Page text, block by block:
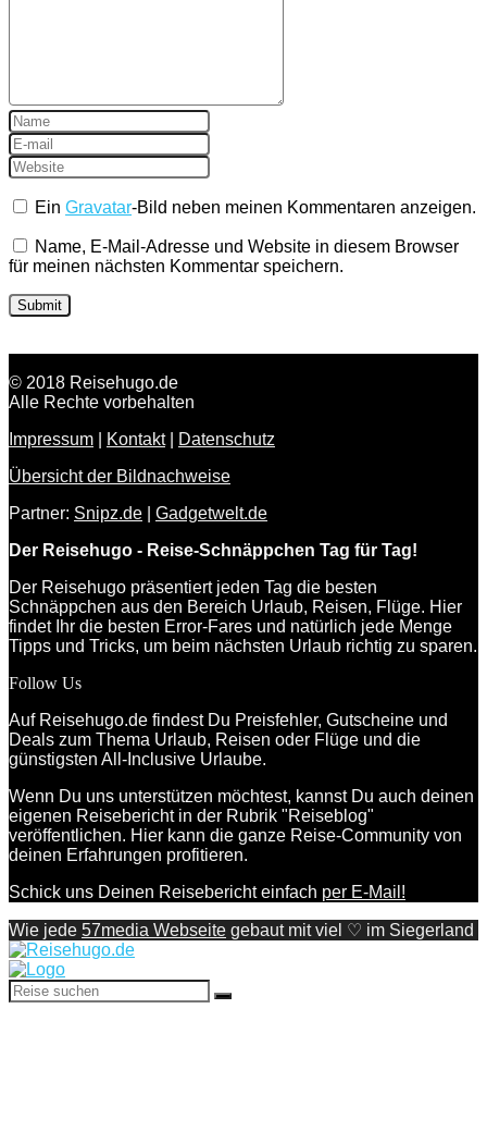
EinGravatar-Bild neben meinen Kommentaren anzeigen.
Name, E-Mail-Adresse und Website in diesem Browser
für meinen nächsten Kommentar speichern.
© 2018 Reisehugo.de
Alle Rechte vorbehalten
Impressum
Kontakt|
Datenschutz
Übersicht der Bildnachweise
Partner: Snipz.de
Gadgetwelt.de
Der Reisehugo - Reise-Schnäppchen Tag für Tag!
Der Reisehugo präsentiert jeden Tag die besten
Schnäppchen aus den Bereich Urlaub, Reisen, Flüge. Hier
findet Ihr die besten Error-Fares und natürlich jede Menge
Tipps und Tricks, um beim nächsten Urlaub richtig zu sparen.
Follow Us
Auf Reisehugo.de findest Du Preisfehler, Gutscheine und
Deals zum Thema Urlaub, Reisen oder Flüge und die
günstigsten All-Inclusive Urlaube.
Wenn Du uns unterstützen möchtest, kannst Du auch deinen
eigenen Reisebericht in der Rubrik "Reiseblog"
veröffentlichen. Hier kann die ganze Reise-Community von
deinen Erfahrungen profitieren.
Schick uns Deinen Reisebericht einfach per E-Mail!
Wie jede 57media Webseite gebaut mit viel ♡ im Siegerland